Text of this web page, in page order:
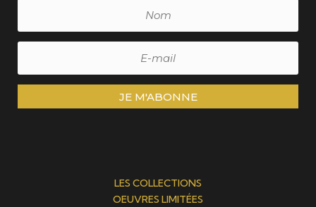
JE M'ABONNE
LES COLLECTIONS
OEUVRES LIMITÉES